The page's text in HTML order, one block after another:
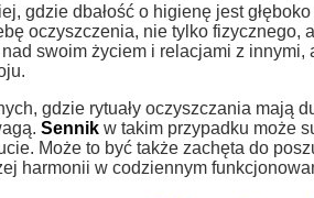
gdzie dbałość o higienę jest
oczyszczenia, nie tylko fizycznego,
swoim życiem i relacjami z
gdzie rytuały oczyszczania mają
Sennik w takim przypadku może
Może to być także zachęta do
harmonii w codziennym